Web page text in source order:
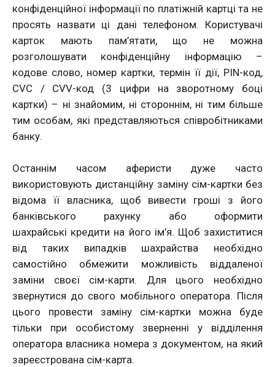
конфіденційної інформації по платіжній картці та не
просять назвати ці дані телефоном. Користувачі
карток мають пам’ятати, що не можна
розголошувати конфіденційну інформацію –
кодове слово, номер картки, термін її дії, PIN-код,
CVC / CVV-код (3 цифри на зворотному боці
картки) – ні знайомим, ні стороннім, ні тим більше
тим особам, які представляються співробітниками
банку.
Останнім часом аферисти дуже часто
використовують дистанційну заміну сім-картки без
відома її власника, щоб вивести гроші з його
банківського рахунку або оформити
шахрайські кредити на його ім’я. Щоб захиститися
від таких випадків шахрайства необхідно
самостійно обмежити можливість віддаленої
заміни своєї сім-карти. Для цього необхідно
звернутися до свого мобільного оператора. Після
цього провести заміну сім-картки можна буде
тільки при особистому зверненні у відділення
оператора власника номера з документом, на який
зареєстрована сім-карта.